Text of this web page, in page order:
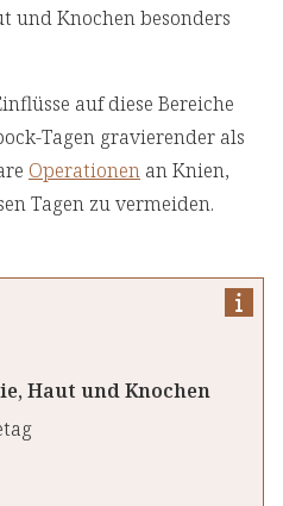
und Knochen besonders
auf diese Bereiche
Tagen gravierender als
Operationen an Knien,
Tagen zu vermeiden.
Haut und Knochen